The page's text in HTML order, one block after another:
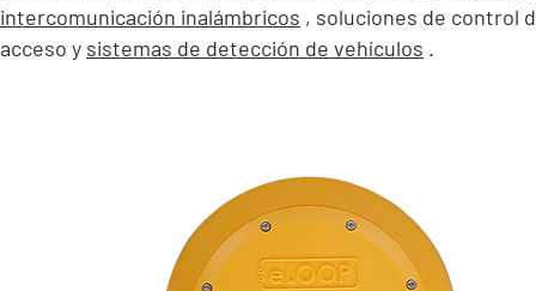
intercomunicación inalámbricos , soluciones de control
acceso y sistemas de detección de vehículos .